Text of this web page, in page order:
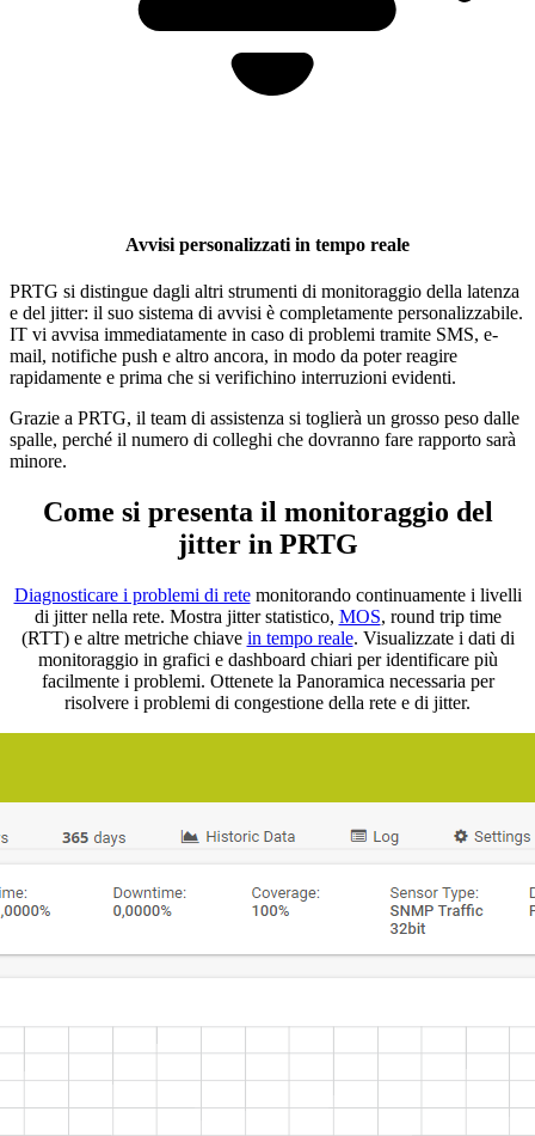
Avvisi personalizzati in tempo reale
PRTG si distingue dagli altri strumenti di monitoraggio della latenza
e del jitter: il suo sistema di avvisi è completamente personalizzabile.
IT vi avvisa immediatamente in caso di problemi tramite SMS, e-
mail, notifiche push e altro ancora, in modo da poter reagire
rapidamente e prima che si verifichino interruzioni evidenti.
Grazie a PRTG, il team di assistenza si toglierà un grosso peso dalle
spalle, perché il numero di colleghi che dovranno fare rapporto sarà
minore.
Come si presenta il monitoraggio del
jitter in PRTG
Diagnosticare i problemi di retemonitorando continuamente i livelli
di jitter nella rete. Mostra jitter statistico, MOS, round trip time
(RTT) e altre metriche chiave in tempo reale. Visualizzate i dati di
monitoraggio in grafici e dashboard chiari per identificare più
facilmente i problemi. Ottenete la Panoramica necessaria per
risolvere i problemi di congestione della rete e di jitter.